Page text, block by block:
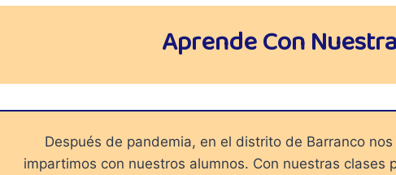
Aprende Con
Después de pandemia, en el distrito de Barranco
impartimos con nuestros alumnos. Con nuestras